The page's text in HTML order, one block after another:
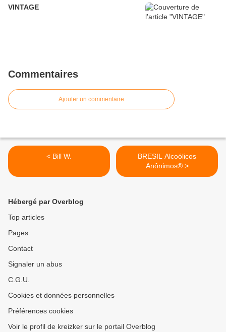
VINTAGE
Commentaires
Ajouter un commentaire
< Bill W.
BRESIL Alcoólicos
Anônimos® >
Hébergé par Overblog
Top articles
Pages
Contact
Signaler un abus
C.G.U.
Cookies et données personnelles
Préférences cookies
Voir le profil de kreizker sur le portail Overblog